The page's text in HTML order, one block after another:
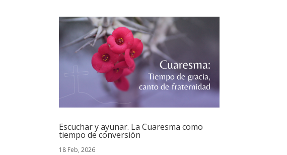
Escuchar y ayunar. La Cuaresma como
tiempo de conversión
18 Feb, 2026